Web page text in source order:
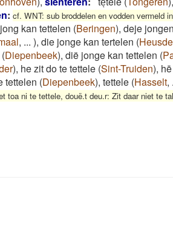
: cf. WNT: sub broddelen en vodden vermeld
kan tettelen (Beringen), deje
, ... ), die jonge kan tertelen (
(Diepenbeek), dië jonge kan tettelen (
), he zit do te tettele (Sint-Truiden),
tettelen (Diepenbeek), tettele (Hasselt,
toa ni te tettele, douë.t deu.r: Zit daar niet te